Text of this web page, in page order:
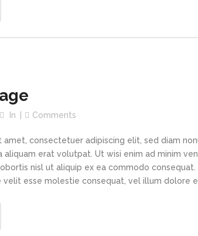
In Comments
amet, consectetuer adipiscing elit, sed diam
aliquam erat volutpat. Ut wisi enim ad minim
nisl ut aliquip ex ea commodo
esse molestie consequat, vel illum dolore